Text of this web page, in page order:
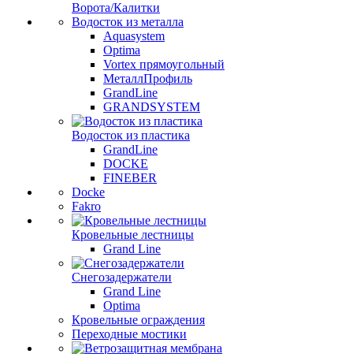
Ворота/Калитки
Водосток из металла
Aquasystem
Optima
Vortex прямоугольный
МеталлПрофиль
GrandLine
GRANDSYSTEM
Водосток из пластика
GrandLine
DOCKE
FINEBER
Docke
Fakro
Кровельные лестницы
Grand Line
Снегозадержатели
Grand Line
Optima
Кровельные ограждения
Переходные мостики